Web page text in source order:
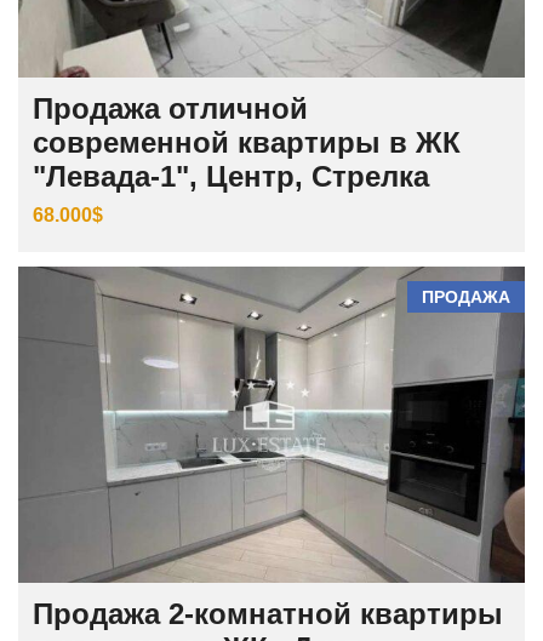
Продажа отличной
современной квартиры в ЖК
"Левада-1", Центр, Стрелка
68.000$
ПРОДАЖА
Продажа 2-комнатной квартиры